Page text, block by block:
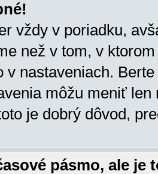
vždy v poriadku,
než v tom, v
v nastaveniach.
môžu meniť
je dobrý dôvod,
pásmo, ale je